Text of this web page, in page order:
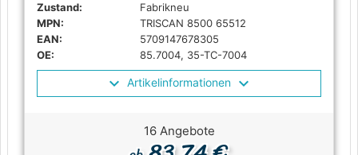
Zustand:
Fabrikneu
MPN:
TRISCAN 8500 65512
EAN:
5709147678305
OE:
85.7004, 35-TC-7004
Artikelinformationen
16 Angebote